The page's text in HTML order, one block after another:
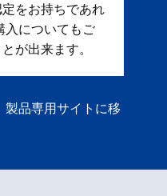
定をお持ちであれ
入についてもご
が出来ます。
品専用サイトに移